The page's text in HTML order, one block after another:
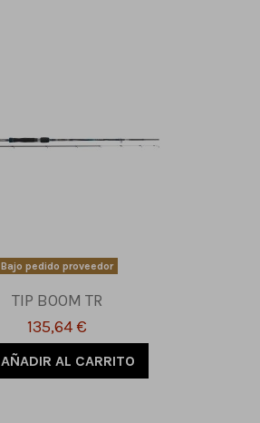
Bajo pedido proveedor
TIP BOOM TR
135,64 €
AÑADIR AL CARRITO